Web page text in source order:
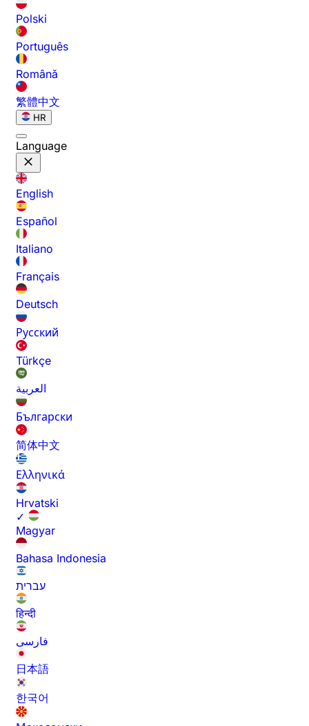
Polski
Português
Română
繁體中文
HR
Language
English
Español
Italiano
Français
Deutsch
Русский
Türkçe
العربية
Български
简体中文
Ελληνικά
Hrvatski
✓
Magyar
Bahasa Indonesia
עברית
हिन्दी
فارسی
日本語
한국어